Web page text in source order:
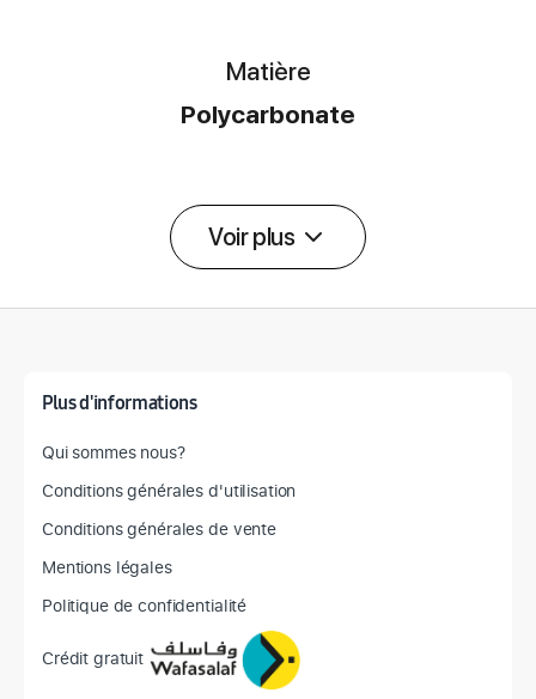
Matière
Polycarbonate
Voir plus
Plus d'informations
Qui sommes nous?
Conditions générales d'utilisation
Conditions générales de vente
Mentions légales
Politique de confidentialité
Crédit gratuit